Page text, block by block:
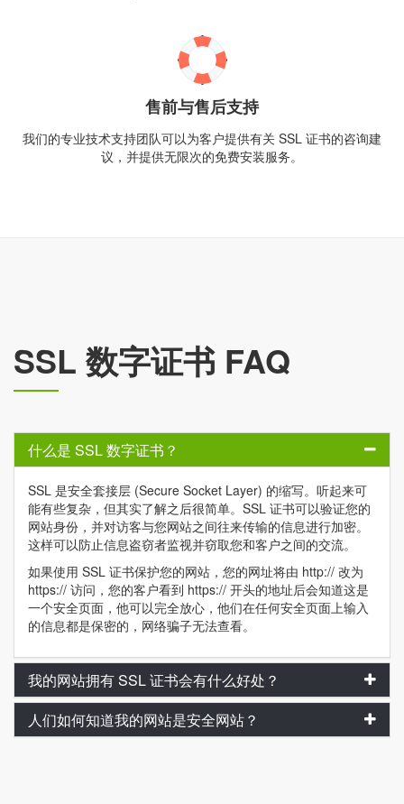
售前与售后支持
我们的专业技术支持团队可以为客户提供有关 SSL 证书的咨询建
议，并提供无限次的免费安装服务。
SSL 数字证书 FAQ
什么是 SSL 数字证书？
SSL 是安全套接层 (Secure Socket Layer) 的缩写。听起来可
能有些复杂，但其实了解之后很简单。SSL 证书可以验证您的
网站身份，并对访客与您网站之间往来传输的信息进行加密。
这样可以防止信息盗窃者监视并窃取您和客户之间的交流。
如果使用 SSL 证书保护您的网站，您的网址将由 http:// 改为
https:// 访问，您的客户看到 https:// 开头的地址后会知道这是
一个安全页面，他可以完全放心，他们在任何安全页面上输入
的信息都是保密的，网络骗子无法查看。
我的网站拥有 SSL 证书会有什么好处？
人们如何知道我的网站是安全网站？